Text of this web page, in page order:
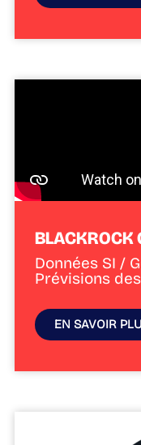
BLACKROCK
Données SI /
Prévisions
EN SAVOIR